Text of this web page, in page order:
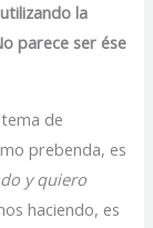
la
parece ser ése
de
prebenda, es
y quiero
haciendo, es